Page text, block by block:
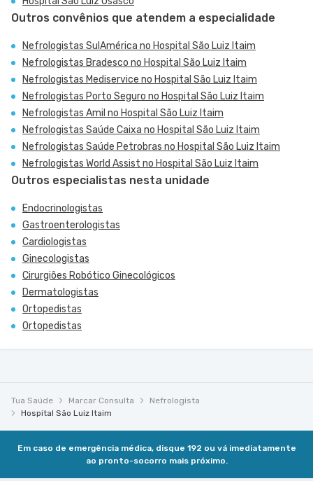
Outros convênios que atendem a especialidade
Nefrologistas SulAmérica no Hospital São Luiz Itaim
Nefrologistas Bradesco no Hospital São Luiz Itaim
Nefrologistas Mediservice no Hospital São Luiz Itaim
Nefrologistas Porto Seguro no Hospital São Luiz Itaim
Nefrologistas Amil no Hospital São Luiz Itaim
Nefrologistas Saúde Caixa no Hospital São Luiz Itaim
Nefrologistas Saúde Petrobras no Hospital São Luiz Itaim
Nefrologistas World Assist no Hospital São Luiz Itaim
Outros especialistas nesta unidade
Endocrinologistas
Gastroenterologistas
Cardiologistas
Ginecologistas
Cirurgiões Robótico Ginecológicos
Dermatologistas
Ortopedistas
Ortopedistas
Tua Saúde Marcar Consulta
Nefrologista
Hospital São Luiz Itaim
Em caso de emergência médica, disque 192 ou vá imediatamente
ao pronto-socorro mais próximo.